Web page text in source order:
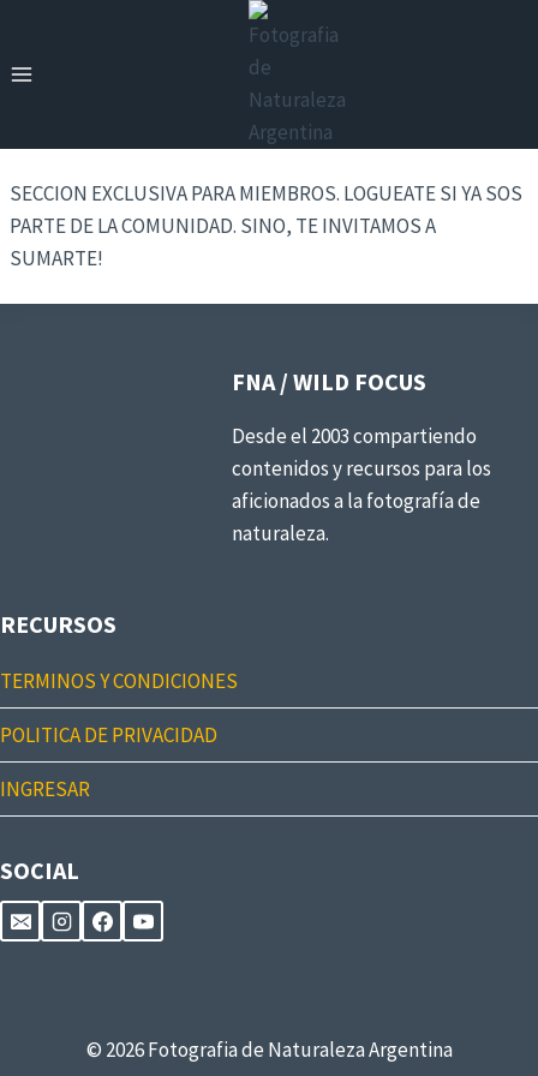
contenido
SECCION EXCLUSIVA PARA MIEMBROS. LOGUEATE SI YA SOS
PARTE DE LA COMUNIDAD. SINO, TE INVITAMOS A
SUMARTE!
FNA / WILD FOCUS
Desde el 2003 compartiendo
contenidos y recursos para los
aficionados a la fotografía de
naturaleza.
RECURSOS
TERMINOS Y CONDICIONES
POLITICA DE PRIVACIDAD
INGRESAR
SOCIAL
© 2026 Fotografia de Naturaleza Argentina